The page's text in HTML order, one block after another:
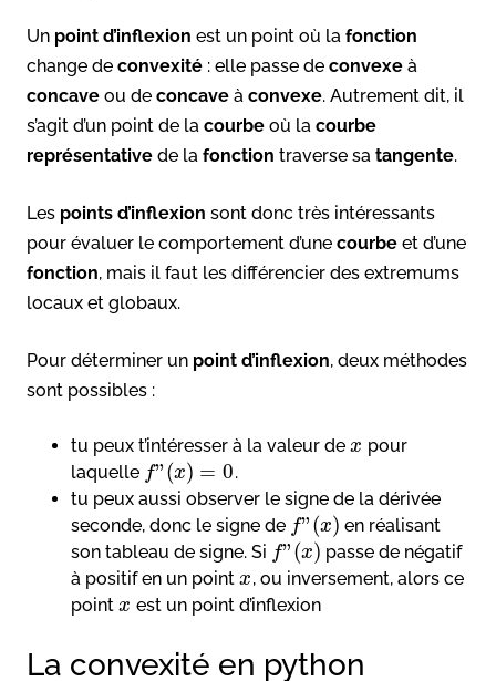
Un point d’inflexion est un point où la fonction
change de convexité : elle passe de convexe à
concave ou de concave à convexe. Autrement dit, il
s’agit d’un point de la courbe où la courbe
représentative de la fonction traverse sa tangente.
Les points d’inflexion sont donc très intéressants
pour évaluer le comportement d’une courbe et d’une
fonction, mais il faut les différencier des extremums
locaux et globaux.
Pour déterminer un point d’inflexion, deux méthodes
sont possibles :
tu peux t’intéresser à la valeur de x pour
laquelle f”(x) = 0.
tu peux aussi observer le signe de la dérivée
seconde, donc le signe de f”(x) en réalisant
son tableau de signe. Si f”(x) passe de négatif
à positif en un point x, ou inversement, alors ce
point x est un point d’inflexion
La convexité en python